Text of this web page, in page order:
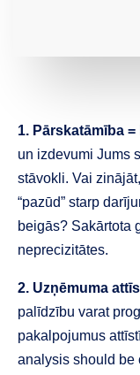
1. Pārskatāmība
un izdevumi Jums
stāvokli. Vai
“pazūd” starp
beigās? Sakārtota
neprecizitātes.
2. Uzņēmuma
palīdzību varat
pakalpojumus
analysis should be